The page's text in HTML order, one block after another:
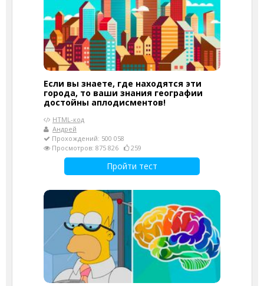
Если вы знаете, где находятся эти
города, то ваши знания географии
достойны аплодисментов!
HTML-код
Андрей
Прохождений: 500 058
Просмотров: 875 826
259
Пройти тест